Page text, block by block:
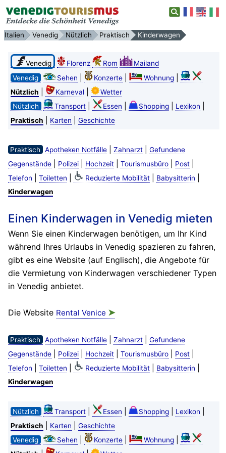
Italien Venedig Nützlich Praktisch Kinderwagen
Venedig Florenz Rom
Mailand
Venedig
Sehen Konzerte| Wohnung|
Nützlich Karneval|
Wetter
Nützlich
Transport| Essen Shopping| Lexikon
Praktisch Karten Geschichte
Praktisch Apotheken Notfälle| Zahnarzt| Gefundene
Gegenstände| Polizei| Hochzeit| Tourismusbüro| Post|
Telefon Toiletten Reduzierte Mobilität| Babysitterin
Kinderwagen
Einen Kinderwagen in Venedig mieten
Wenn Sie einen Kinderwagen benötigen, um Ihr Kind
während Ihres Urlaubs in Venedig spazieren zu fahren,
gibt es eine Website (auf Englisch), die Angebote für
die Vermietung von Kinderwagen verschiedener Typen
in Venedig anbietet.
Die Website Rental Venice ➤
Praktisch Apotheken Notfälle| Zahnarzt| Gefundene
Gegenstände| Polizei| Hochzeit| Tourismusbüro| Post|
Telefon Toiletten Reduzierte Mobilität| Babysitterin
Kinderwagen
Nützlich Transport| Essen Shopping| Lexikon
Praktisch Karten
Geschichte
Venedig
Sehen Konzerte| Wohnung|